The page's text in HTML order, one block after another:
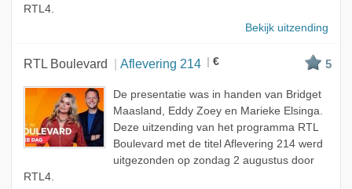
RTL4.
Bekijk uitzending
RTL Boulevard Aflevering 214 € 5
De presentatie was in handen van Bridget
Maasland, Eddy Zoey en Marieke Elsinga.
Deze uitzending van het programma RTL
Boulevard met de titel Aflevering 214 werd
uitgezonden op zondag 2 augustus door
RTL4.